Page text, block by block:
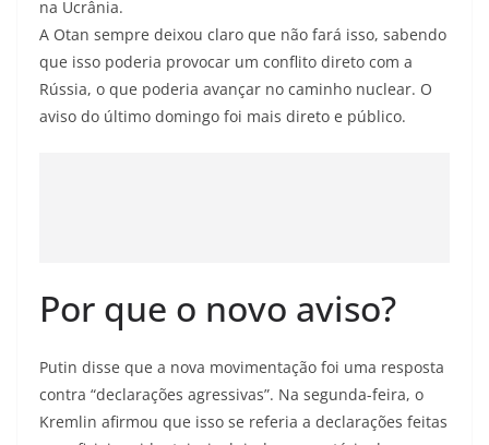
na Ucrânia.
A Otan sempre deixou claro que não fará isso, sabendo
que isso poderia provocar um conflito direto com a
Rússia, o que poderia avançar no caminho nuclear. O
aviso do último domingo foi mais direto e público.
Por que o novo aviso?
Putin disse que a nova movimentação foi uma resposta
contra “declarações agressivas”. Na segunda-feira, o
Kremlin afirmou que isso se referia a declarações feitas